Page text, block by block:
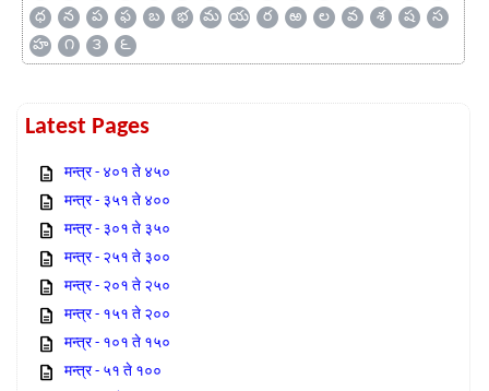
ధ
న ప ఫ బ భ మ య ర ఱ ల వ శ ష
స
హ
౧ ౩ ౬
Latest Pages
मन्त्र - ४०१ ते ४५०
मन्त्र - ३५१ ते ४००
मन्त्र - ३०१ ते ३५०
मन्त्र - २५१ ते ३००
मन्त्र - २०१ ते २५०
मन्त्र - १५१ ते २००
मन्त्र - १०१ ते १५०
मन्त्र - ५१ ते १००